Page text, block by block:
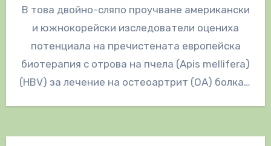
В това двойно-сляпо проучване американски
и южнокорейски изследователи оцениха
потенциала на пречистената европейска
биотерапия с отрова на пчела (Apis mellifera)
(HBV) за лечение на остеоартрит (ОА) болка в